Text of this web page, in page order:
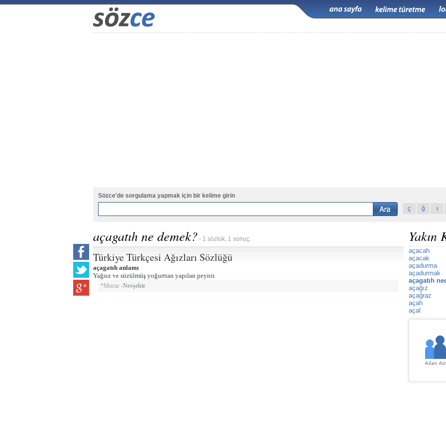
Sözce'de sorgulama yapmak için bir kelime girin
ç
ğ ı
açagatıh ne demek? - 1 sözlük, 1 sonuç.
Türkiye Türkçesi Ağızları Sözlüğü
açagatıh anlamı
Yağsız ve süzülmüş yoğurttan yapılan peynir.
*Mucur -Nevşehir
Yakın
açacah
açacak
açadurma
açadurmak
açagatıh
açağız
açağraz
açah
açal